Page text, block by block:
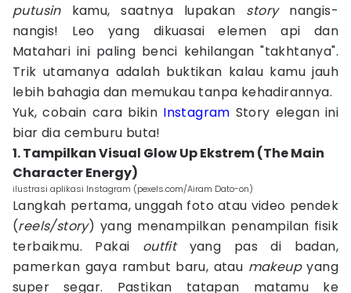
putusinkamu, saatnya lupakan storynangis-
nangis! Leo yang dikuasai elemen api dan
Matahari ini paling benci kehilangan "takhtanya".
Trik utamanya adalah buktikan kalau kamu jauh
lebih bahagia dan memukau tanpa kehadirannya.
Yuk, cobain cara bikin Instagram Story elegan ini
biar dia cemburu buta!
1. Tampilkan Visual Glow Up Ekstrem (The Main
Character Energy)
ilustrasi aplikasi Instagram (pexels.com/Airam Dato-on)
Langkah pertama, unggah foto atau video pendek
(reels/story) yang menampilkan penampilan fisik
terbaikmu. Pakai outfityang pas di badan,
pamerkan gaya rambut baru, atau makeupyang
super segar. Pastikan tatapan matamu ke